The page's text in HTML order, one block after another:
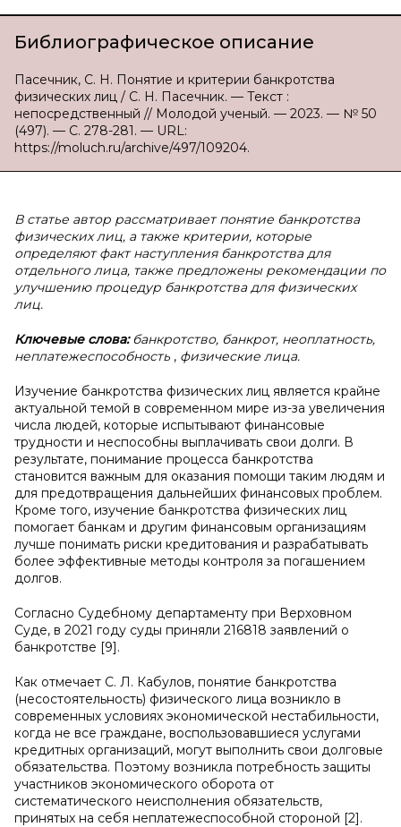
Библиографическое описание
Пасечник, С. Н. Понятие и критерии банкротства
физических лиц / С. Н. Пасечник. — Текст :
непосредственный // Молодой ученый. — 2023. — № 50
(497). — С. 278-281. — URL:
https://moluch.ru/archive/497/109204.
В статье автор рассматривает понятие банкротства
физических лиц, а также критерии, которые
определяют факт наступления банкротства для
отдельного лица, также предложены рекомендации по
улучшению процедур банкротства для физических
лиц.
Ключевые слова:банкротство, банкрот, неоплатность,
неплатежеспособность , физические лица.
Изучение банкротства физических лиц является крайне
актуальной темой в современном мире из-за увеличения
числа людей, которые испытывают финансовые
трудности и неспособны выплачивать свои долги. В
результате, понимание процесса банкротства
становится важным для оказания помощи таким людям и
для предотвращения дальнейших финансовых проблем.
Кроме того, изучение банкротства физических лиц
помогает банкам и другим финансовым организациям
лучше понимать риски кредитования и разрабатывать
более эффективные методы контроля за погашением
долгов.
Согласно Судебному департаменту при Верховном
Суде, в 2021 году суды приняли 216818 заявлений о
банкротстве [9].
Как отмечает С. Л. Кабулов, понятие банкротства
(несостоятельность) физического лица возникло в
современных условиях экономической нестабильности,
когда не все граждане, воспользовавшиеся услугами
кредитных организаций, могут выполнить свои долговые
обязательства. Поэтому возникла потребность защиты
участников экономического оборота от
систематического неисполнения обязательств,
принятых на себя неплатежеспособной стороной [2].